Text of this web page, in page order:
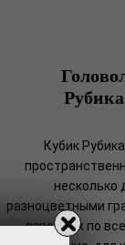
Кубик
несколько
разноцветными
взрослых по